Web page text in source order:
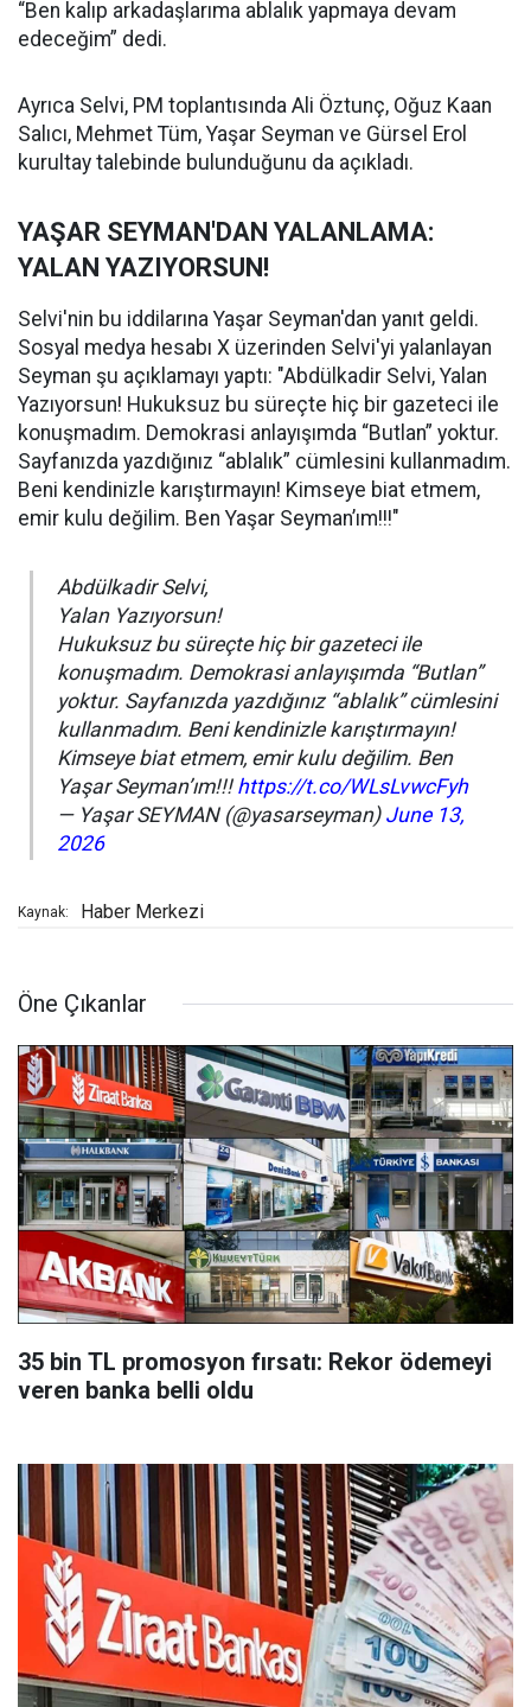
“Ben kalıp arkadaşlarıma ablalık yapmaya devam
edeceğim” dedi.
Ayrıca Selvi, PM toplantısında Ali Öztunç, Oğuz Kaan
Salıcı, Mehmet Tüm, Yaşar Seyman ve Gürsel Erol
kurultay talebinde bulunduğunu da açıkladı.
YAŞAR SEYMAN'DAN YALANLAMA:
YALAN YAZIYORSUN!
Selvi'nin bu iddilarına Yaşar Seyman'dan yanıt geldi.
Sosyal medya hesabı X üzerinden Selvi'yi yalanlayan
Seyman şu açıklamayı yaptı: "Abdülkadir Selvi, Yalan
Yazıyorsun! Hukuksuz bu süreçte hiç bir gazeteci ile
konuşmadım. Demokrasi anlayışımda “Butlan” yoktur.
Sayfanızda yazdığınız “ablalık” cümlesini kullanmadım.
Beni kendinizle karıştırmayın! Kimseye biat etmem,
emir kulu değilim. Ben Yaşar Seyman’ım!!!"
Abdülkadir Selvi,
Yalan Yazıyorsun!
Hukuksuz bu süreçte hiç bir gazeteci ile
konuşmadım. Demokrasi anlayışımda “Butlan”
yoktur. Sayfanızda yazdığınız “ablalık” cümlesini
kullanmadım. Beni kendinizle karıştırmayın!
Kimseye biat etmem, emir kulu değilim. Ben
Yaşar Seyman’ım!!! https://t.co/WLsLvwcFyh
— Yaşar SEYMAN (@yasarseyman) June 13,
2026
Kaynak: Haber Merkezi
Öne Çıkanlar
35 bin TL promosyon fırsatı: Rekor ödemeyi
veren banka belli oldu